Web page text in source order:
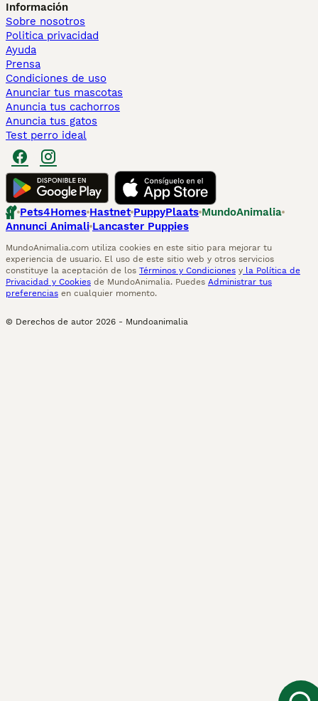
Información
Sobre nosotros
Politica privacidad
Ayuda
Prensa
Condiciones de uso
Anunciar tus mascotas
Anuncia tus cachorros
Anuncia tus gatos
Test perro ideal
Pets4Homes Hastnet PuppyPlaats MundoAnimalia
Annunci Animali Lancaster Puppies
MundoAnimalia.com utiliza cookies en este sitio para mejorar tu
experiencia de usuario. El uso de este sitio web y otros servicios
constituye la aceptación de los Términos y Condiciones y la Política de
Privacidad y Cookies de MundoAnimalia. Puedes Administrar tus
preferencias en cualquier momento.
© Derechos de autor 2026 - Mundoanimalia